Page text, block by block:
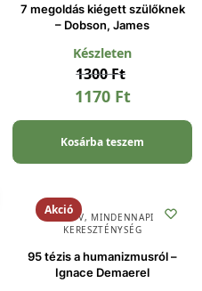
7 megoldás kiégett szülőknek
– Dobson, James
Készleten
1300Ft
1170 Ft
Kosárba teszem
Akció
KÖNYV, MINDENNAPI
KERESZTÉNYSÉG
95 tézis a humanizmusról –
Ignace Demaerel